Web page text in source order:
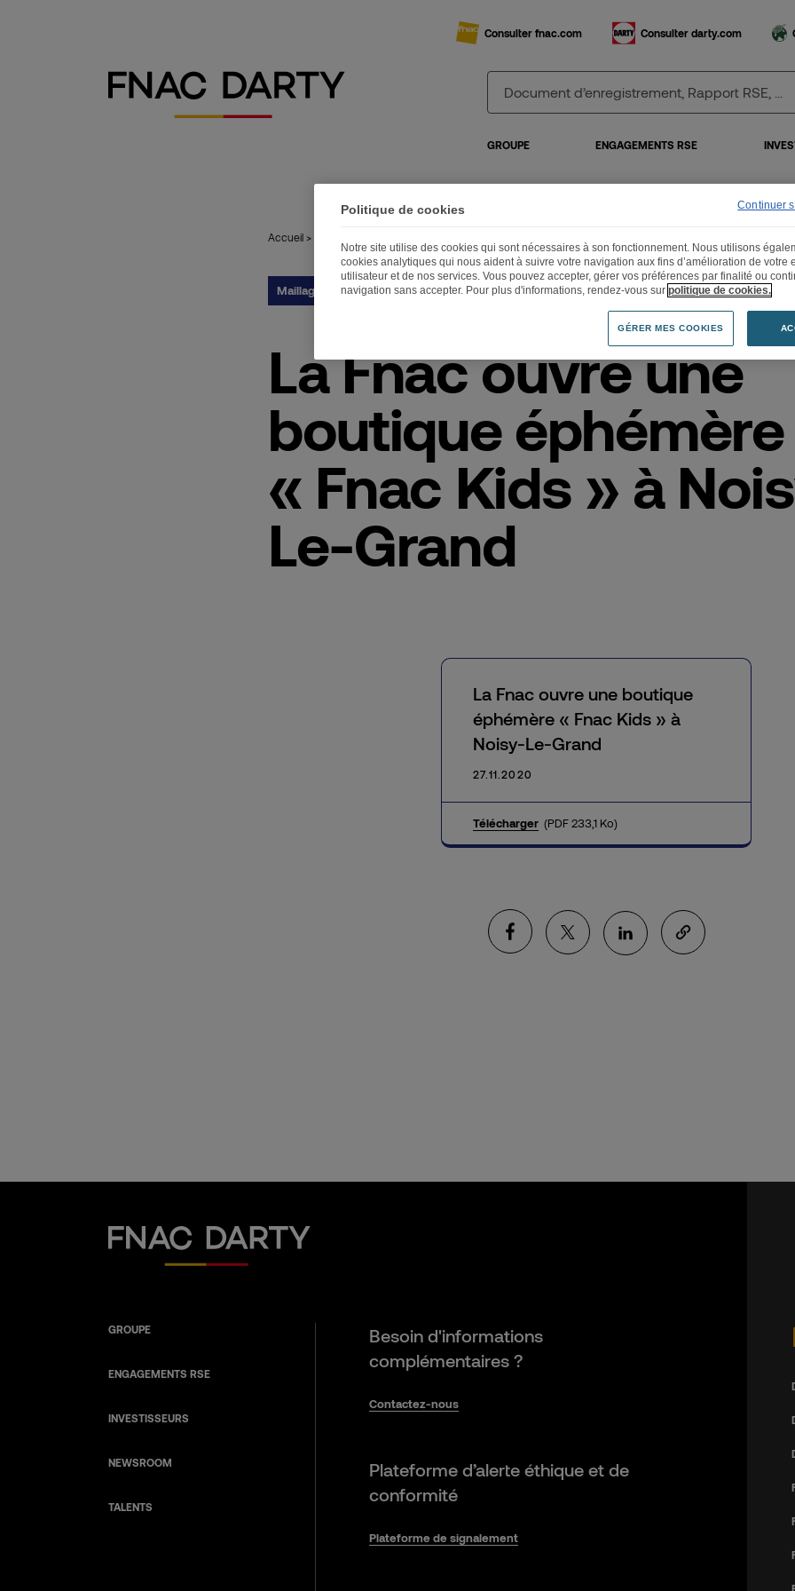
Consulter fnac.com Consulter darty.com
GROUPE ENGAGEMENTS RSE
Accueil >
Maillage territorial 27.11.2020
La Fnac ouvre une
boutique éphémère
« Fnac Kids » à
Le-Grand
La Fnac ouvre une boutique
éphémère « Fnac Kids » à
Noisy-Le-Grand
27.11.2020
Télécharger (PDF 233,1 Ko)
Fnac Darty
GROUPE
ENGAGEMENTS RSE
INVESTISSEURS
NEWSROOM
TALENTS
Besoin d'informations
complémentaires ?
Contactez-nous
Plateforme d’alerte éthique et de
conformité
Plateforme de signalement
Politique de cookies
Notre site utilise des cookies qui sont nécessaires à son fonctionnement. Nous utilisons
cookies analytiques qui nous aident à suivre votre navigation aux fins d’amélioration de votre
utilisateur et de nos services. Vous pouvez accepter, gérer vos préférences par finalité ou
navigation sans accepter. Pour plus d'informations, rendez-vous sur politique de cookies.
GÉRER MES COOKIES
Continuer